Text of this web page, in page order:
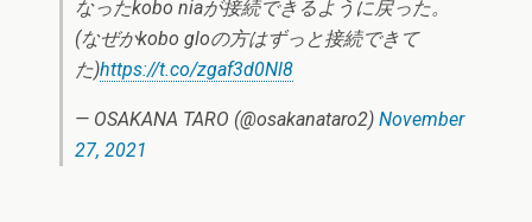
なったkobo niaが接続できるように戻った。
(なぜかkobo gloの方はずっと接続できて
た)https://t.co/zgaf3d0Nl8
— OSAKANA TARO (@osakanataro2) November
27, 2021